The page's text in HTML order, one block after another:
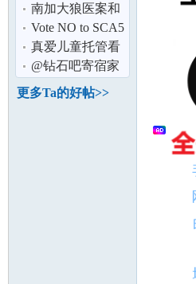
型及价格
南加大狼医案和
解 720女拒妥协
Vote NO to SCA5
为了我们下一代
请大家务必
真爱儿童托管看
护
@钻石吧寄宿家
庭,欢迎留学生寄
更多Ta的好帖>>